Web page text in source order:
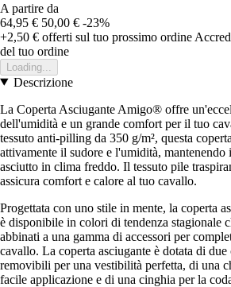
A partire da
64,95 € 50,00 € -23%
+2,50 € offerti sul tuo prossimo ordine
del tuo ordine
Loading...
Descrizione
La Coperta Asciugante Amigo® offre
dell'umidità e un grande comfort per il tuo
tessuto anti-pilling da 350 g/m², questa
attivamente il sudore e l'umidità,
asciutto in clima freddo. Il tessuto pile
assicura comfort e calore al tuo cavallo.
Progettata con uno stile in mente, la coperta
è disponibile in colori di tendenza stagionale
abbinati a una gamma di accessori per
cavallo. La coperta asciugante è dotata di
removibili per una vestibilità perfetta, di una
facile applicazione e di una cinghia per la